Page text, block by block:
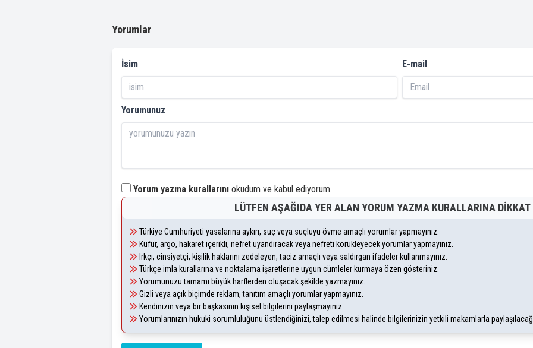
Yorumlar
İsim E-mail
Yorumunuz
Yorum yazma kurallarını okudum ve kabul ediyorum.
LÜTFEN AŞAĞIDA YER ALAN YORUM YAZMA KURALLARINA
Türkiye Cumhuriyeti yasalarına aykırı, suç veya suçluyu övme amaçlı yorumlar yapmayınız.
Küfür, argo, hakaret içerikli, nefret uyandıracak veya nefreti körükleyecek yorumlar yapmayınız.
Irkçı, cinsiyetçi, kişilik haklarını zedeleyen, taciz amaçlı veya saldırgan ifadeler kullanmayınız.
Türkçe imla kurallarına ve noktalama işaretlerine uygun cümleler kurmaya özen gösteriniz.
Yorumunuzu tamamı büyük harflerden oluşacak şekilde yazmayınız.
Gizli veya açık biçimde reklam, tanıtım amaçlı yorumlar yapmayınız.
Kendinizin veya bir başkasının kişisel bilgilerini paylaşmayınız.
Yorumlarınızın hukuki sorumluluğunu üstlendiğinizi, talep edilmesi halinde bilgilerinizin yetkili makamlarla